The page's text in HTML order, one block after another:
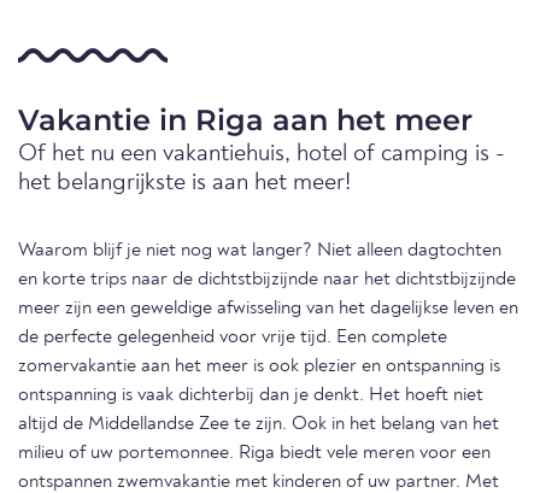
Vakantie in Riga aan het meer
Of het nu een vakantiehuis, hotel of camping is -
het belangrijkste is aan het meer!
Waarom blijf je niet nog wat langer? Niet alleen dagtochten
en korte trips naar de dichtstbijzijnde naar het dichtstbijzijnde
meer zijn een geweldige afwisseling van het dagelijkse leven en
de perfecte gelegenheid voor vrije tijd. Een complete
zomervakantie aan het meer is ook plezier en ontspanning is
ontspanning is vaak dichterbij dan je denkt. Het hoeft niet
altijd de Middellandse Zee te zijn. Ook in het belang van het
milieu of uw portemonnee. Riga biedt vele meren voor een
ontspannen zwemvakantie met kinderen of uw partner. Met